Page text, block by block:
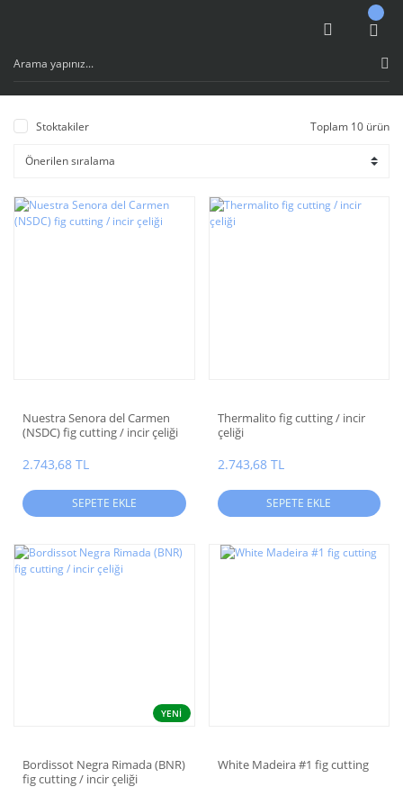
Stoktakiler Toplam 10 ürün
Nuestra Senora del Carmen
(NSDC) fig cutting / incir çeliği
2.743,68 TL
SEPETE EKLE
Thermalito fig cutting / incir
çeliği
2.743,68 TL
SEPETE EKLE
YENİ
Bordissot Negra Rimada (BNR)
fig cutting / incir çeliği
White Madeira #1 fig cutting